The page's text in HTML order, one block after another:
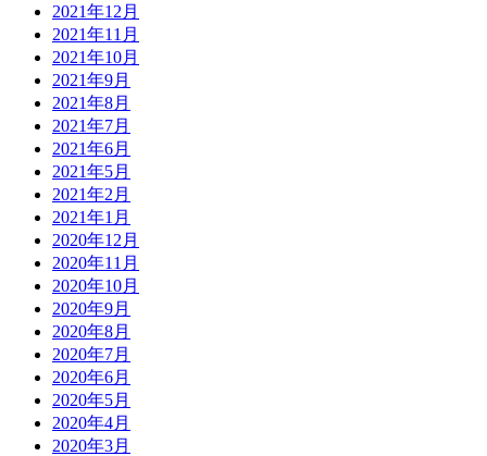
2021年12月
2021年11月
2021年10月
2021年9月
2021年8月
2021年7月
2021年6月
2021年5月
2021年2月
2021年1月
2020年12月
2020年11月
2020年10月
2020年9月
2020年8月
2020年7月
2020年6月
2020年5月
2020年4月
2020年3月